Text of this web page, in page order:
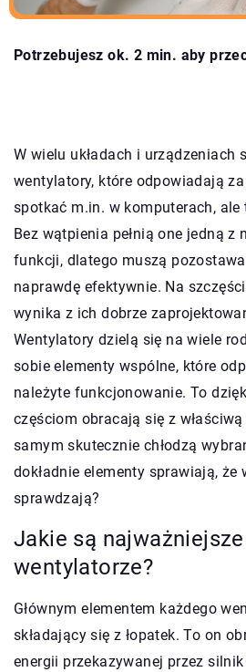
Potrzebujesz ok. 2 min. aby
W wielu układach i urządzeniach
wentylatory, które odpowiadają
spotkać m.in. w komputerach,
Bez wątpienia pełnią one jedną z
funkcji, dlatego muszą
naprawdę efektywnie. Na
wynika z ich dobrze
Wentylatory dzielą się na wiele
sobie elementy wspólne, które
należyte funkcjonowanie. To
częściom obracają się z
samym skutecznie chłodzą
dokładnie elementy sprawiają,
sprawdzają?
Jakie są
wentylatorze?
Głównym elementem każdego
składający się z łopatek. To on
energii przekazywanej przez